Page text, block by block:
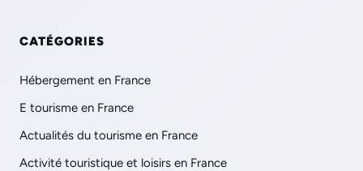
CATÉGORIES
Hébergement en France
E tourisme en France
Actualités du tourisme en France
Activité touristique et loisirs en France